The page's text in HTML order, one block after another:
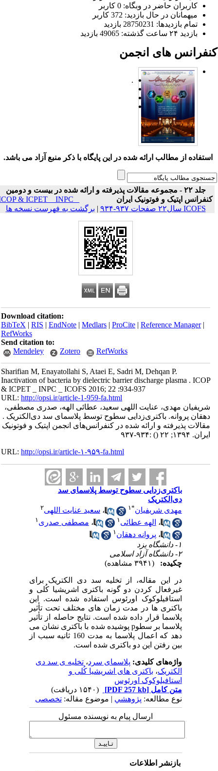
کاربران حاضر در وبگاه: 0 کاربر
میهمانان در حال بازدید: 372 کاربر
تمام بازدید‌ها: 28750231 بازدید
بازدید ۲۴ ساعت گذشته: 49065 بازدید
های انجمن
.
استفاده از مطالب ارائه شده در این پایگاه با ذکر منبع آزاد می باشد.
جلد ۲۲ - مجموعه مقالات پذیرفته و ارائه شده در بیست و دومین
کنفرانس اپتیک و فوتونیک ایران
ICOP & ICPET _ INPC _
ICOFS سال۲۲ صفحات ۹۳۷-۹۳۴
|برگشت به فهرست نسخه ها
Download citation:
BibTeX|RIS|EndNote|Medlars|ProCite|Reference Manager
RefWorks
Send citation to:
Mendeley
Zotero RefWorks
Sharifian M, Enayatollahi S, Ataei E, Sadri M, Dehqan P.
Inactivation of bacteria by dielectric barrier discharge plasma . ICOP
& ICPET _ INPC _ ICOFS 2016; 22 :934-937
URL:http://opsi.ir/article-1-959-fa.html
شریفیان مهدی، عنایت اللهی سعید، عطائی الهه، صدری مصطفی،
دهقان پروانه. ‌باکتری‌زدایی سطوح توسط پلاسمای سد دی‌الکتریک .
مقالات پذیرفته و ارائه شده در کنفرانس‌های انجمن اپتیک و فوتونیک
ایران. ۱۳۹۴; ۲۲
() :۹۳۴-۹۳۷
URL:http://opsi.ir/article-۱-۹۵۹-fa.html
‌باکتری‌زدایی سطوح توسط پلاسمای سد
دی‌الکتریک
مهدی شریفیان *۱ ،سعید عنایت اللهی
،الهه عطائی ،مصطفی صدری
،پروانه دهقان ۱
چکیده:
در این مقاله، از تخلیه سد دی الکتریک برای
غیرفعال کردن دو گونه باکتری اشریشیا کُلی و
استافیلوکوک اورئوس استفاده شده است. این
باکتری ها در مدت زمان های مختلف تحت تأثیر
پلاسما قرار داده شده است. نتایج حاصله از تأثیر
پلاسما بر سطوp پوشیده شده با باکتری نشان می
دهد که اعمال پلاسما به مدت 160 ثانیه سبب از
بین رفتن این دو باکتری شده است.
واژه‌های کلیدی:پلاسمای سرد ،تخلیه ی سد دی
الکتریک،باکتری های اشریشیا کُلی و
استافیلوکوک اورئوس
متن کامل[PDF 257 kb]
نوع مطالعه:پژوهشي| موضوع مقاله:تخصصی
ارسال پیام به نویسنده مسئول
بازنشر اطلاعات